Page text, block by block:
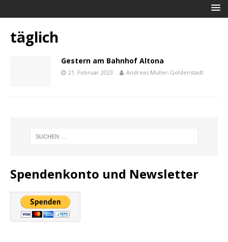
täglich
Gestern am Bahnhof Altona
21. Februar 2023 Andreas Müller-Goldenstadt
Spendenkonto und Newsletter